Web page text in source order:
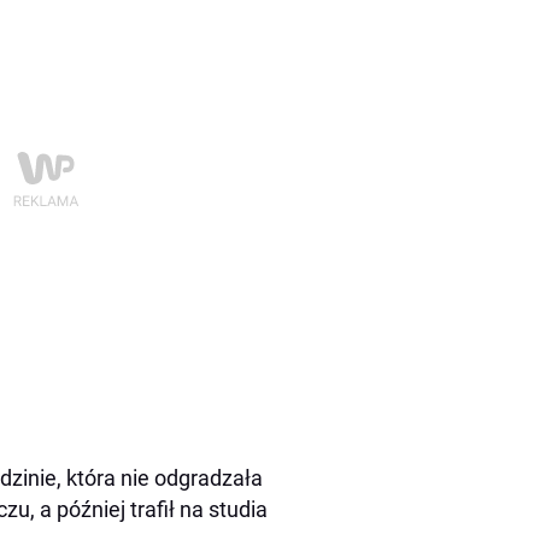
która nie odgradzała
a później trafił na studia